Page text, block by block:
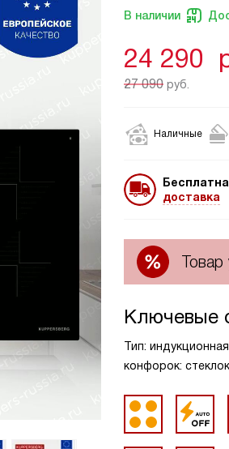
В наличии
24 290
27 090 руб.
Наличные
доставка
Товар
Ключевые
Тип:
конфорок: